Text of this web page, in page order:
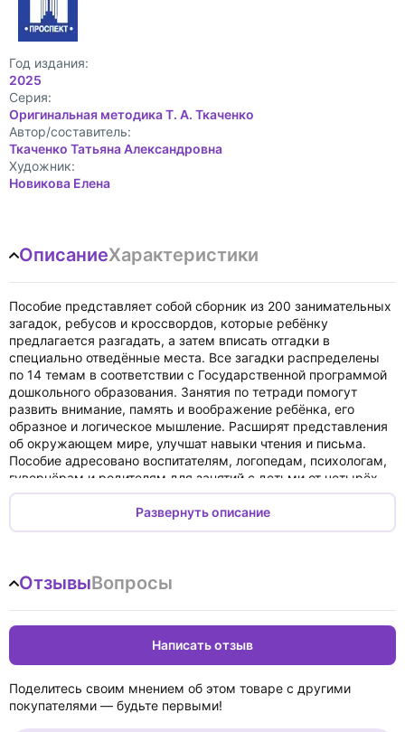
Год издания:
2025
Cерия:
Оригинальная методика Т. А. Ткаченко
Автор/составитель:
Ткаченко Татьяна Александровна
Художник:
Новикова Елена
ОписаниеХарактеристики
Пособие представляет собой сборник из 200 занимательных
загадок, ребусов и кроссвордов, которые ребёнку
предлагается разгадать, а затем вписать отгадки в
специально отведённые места. Все загадки распределены
по 14 темам в соответствии с Государственной программой
дошкольного образования. Занятия по тетради помогут
развить внимание, память и воображение ребёнка, его
образное и логическое мышление. Расширят представления
об окружающем мире, улучшат навыки чтения и письма.
Пособие адресовано воспитателям, логопедам, психологам,
гувернёрам и родителям для занятий с детьми от четырёх
до восьми лет.
Развернуть описание
ОтзывыВопросы
Написать отзыв
Поделитесь своим мнением об этом товаре с другими
покупателями — будьте первыми!